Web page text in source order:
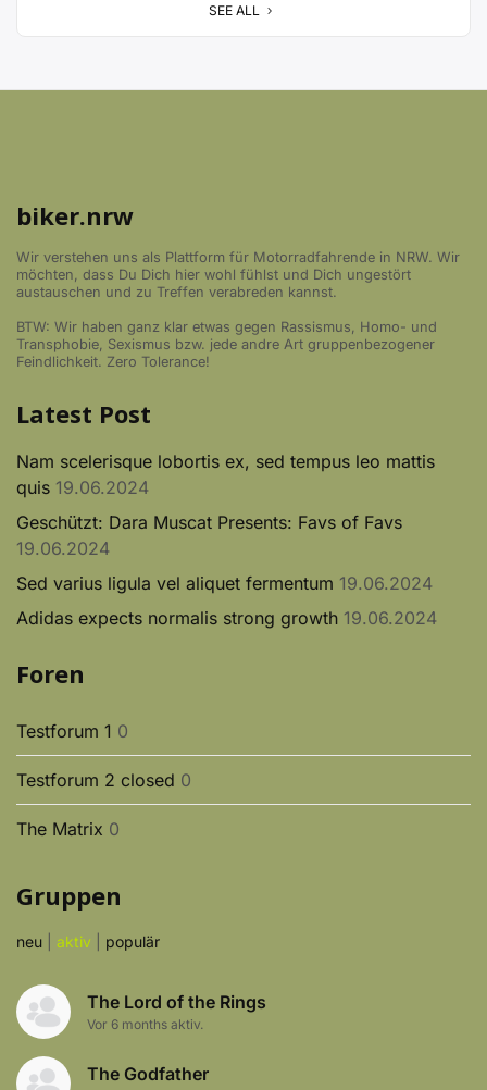
SEE ALL
biker.nrw
Wir verstehen uns als Plattform für Motorradfahrende in NRW. Wir
möchten, dass Du Dich hier wohl fühlst und Dich ungestört
austauschen und zu Treffen verabreden kannst.
BTW: Wir haben ganz klar etwas gegen Rassismus, Homo- und
Transphobie, Sexismus bzw. jede andre Art gruppenbezogener
Feindlichkeit. Zero Tolerance!
Latest Post
Nam scelerisque lobortis ex, sed tempus leo mattis
quis 19.06.2024
Geschützt: Dara Muscat Presents: Favs of Favs
19.06.2024
Sed varius ligula vel aliquet fermentum 19.06.2024
Adidas expects normalis strong growth 19.06.2024
Foren
Testforum 1 0
Testforum 2 closed 0
The Matrix 0
Gruppen
neu aktiv populär
The Lord of the Rings
Vor 6 months aktiv.
The Godfather